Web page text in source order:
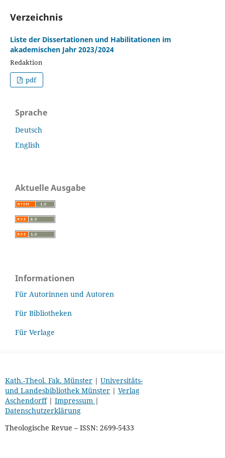
Verzeichnis
Liste der Dissertationen und Habilitationen im
akademischen Jahr 2023/2024
Redaktion
pdf
Sprache
Deutsch
English
Aktuelle Ausgabe
Informationen
Für Autorinnen und Autoren
Für Bibliotheken
Für Verlage
Kath.-Theol. Fak. Münster| Universitäts-
und Landesbibliothek Münster| Verlag
Aschendorff| Impressum |
Datenschutzerklärung
Theologische Revue – ISSN: 2699-5433